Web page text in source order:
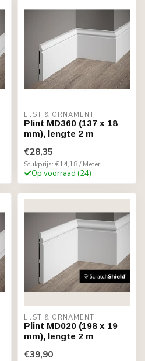
LIJST & ORNAMENT
Plint MD360 (137 x 18
mm), lengte 2 m
€28,35
Stukprijs: €14,18 / Meter
Op voorraad (24)
LIJST & ORNAMENT
Plint MD020 (198 x 19
mm), lengte 2 m
€39,90